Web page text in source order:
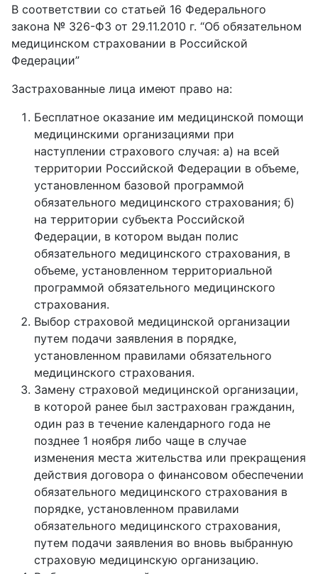
В соответствии со статьей 16 Федерального
закона № 326-ФЗ от 29.11.2010 г. “Об обязательном
медицинском страховании в Российской
Федерации”
Застрахованные лица имеют право на:
Бесплатное оказание им медицинской помощи
медицинскими организациями при
наступлении страхового случая: а) на всей
территории Российской Федерации в объеме,
установленном базовой программой
обязательного медицинского страхования; б)
на территории субъекта Российской
Федерации, в котором выдан полис
обязательного медицинского страхования, в
объеме, установленном территориальной
программой обязательного медицинского
страхования.
Выбор страховой медицинской организации
путем подачи заявления в порядке,
установленном правилами обязательного
медицинского страхования.
Замену страховой медицинской организации,
в которой ранее был застрахован гражданин,
один раз в течение календарного года не
позднее 1 ноября либо чаще в случае
изменения места жительства или прекращения
действия договора о финансовом обеспечении
обязательного медицинского страхования в
порядке, установленном правилами
обязательного медицинского страхования,
путем подачи заявления во вновь выбранную
страховую медицинскую организацию.